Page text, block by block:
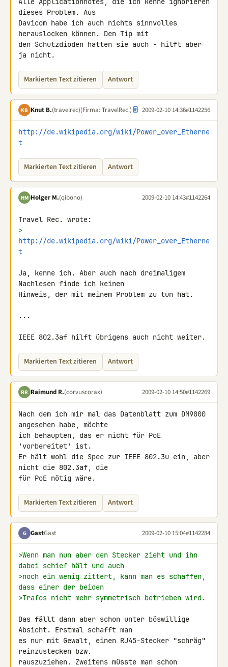
dieses Problem. Aus
Davicom habe ich auch nichts sinnvolles
herauslocken können. Den Tip mit
den Schutzdioden hatten sie auch - hilft aber
ja nicht.
Markierten Text zitieren Antwort
KB Knut B.(travelrec)(Firma: TravelRec.) 2009-02-10 14:36#1142256
http://de.wikipedia.org/wiki/Power_over_Etherne
t
Markierten Text zitieren Antwort
HM Holger M.(qibono) 2009-02-10 14:43#1142264
http://de.wikipedia.org/wiki/Power_over_Etherne
t
Ja, kenne ich. Aber auch nach dreimaligem
Nachlesen finde ich keinen
Hinweis, der mit meinem Problem zu tun hat.
...
IEEE 802.3af hilft übrigens auch nicht weiter.
Markierten Text zitieren Antwort
RR Raimund R.(corvuscorax) 2009-02-10 14:50#1142269
Nach dem ich mir mal das Datenblatt zum DM9000
angesehen habe, möchte
ich behaupten, das er nicht für PoE
'vorbereitet' ist.
Er hält wohl die Spec zur IEEE 802.3u ein, aber
nicht die 802.3af, die
für PoE nötig wäre.
Markierten Text zitieren Antwort
G GastGast 2009-02-10 15:04#1142284
>Wenn man nun aber den Stecker zieht und ihn
dabei schief hält und auch
>noch ein wenig zittert, kann man es schaffen,
dass einer der beiden
>Trafos nicht mehr symmetrisch betrieben wird.
Das fällt dann aber schon unter böswillige
Absicht. Erstmal schafft man
es nur mit Gewalt, einen RJ45-Stecker "schräg"
reinzustecken bzw.
rauszuziehen. Zweitens müsste man schon